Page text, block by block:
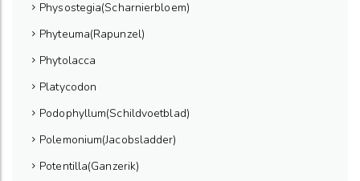
Physostegia(Scharnierbloem)
Phyteuma(Rapunzel)
Phytolacca
Platycodon
Podophyllum(Schildvoetblad)
Polemonium(Jacobsladder)
Potentilla(Ganzerik)